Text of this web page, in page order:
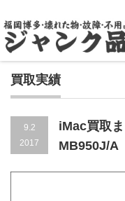
買取実績
9.2
2017
iMac買取
MB950J/A